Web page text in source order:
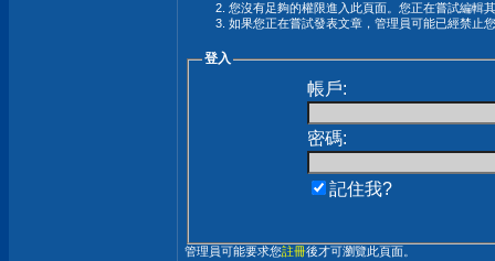
您沒有足夠的權限進入此頁面。您正在嘗試編輯
如果您正在嘗試發表文章，管理員可能已經禁止
登入
帳戶:
密碼:
記住我?
管理員可能要求您註冊後才可瀏覽此頁面。